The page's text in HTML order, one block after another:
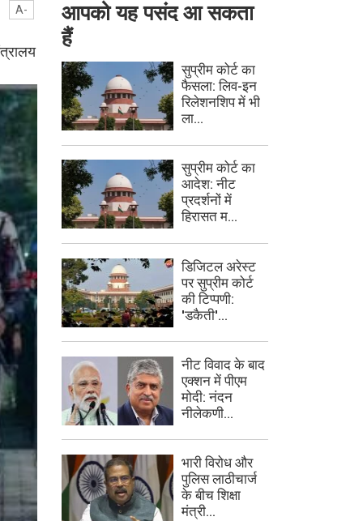
A-
आपको यह पसंद आ सकता
हैं
सुप्रीम कोर्ट का
फैसला: लिव-इन
रिलेशनशिप में भी
ला...
सुप्रीम कोर्ट का
आदेश: नीट
प्रदर्शनों में
हिरासत म...
डिजिटल अरेस्ट
पर सुप्रीम कोर्ट
की टिप्पणी:
'डकैती'...
नीट विवाद के बाद
एक्शन में पीएम
मोदी: नंदन
नीलेकणी...
भारी विरोध और
पुलिस लाठीचार्ज
के बीच शिक्षा
मंत्री...